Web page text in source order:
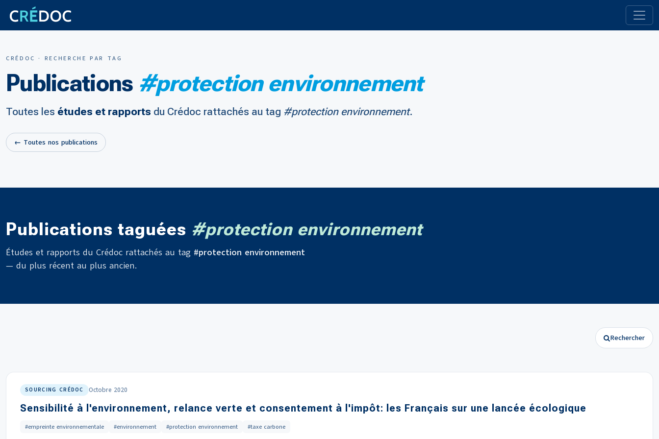
CRÉDOC · RECHERCHE PAR TAG
Publications #protection environnement
Toutes les études et rapports du Crédoc rattachés au tag #protection environnement.
← Toutes nos publications
Publications taguées #protection environnement
Études et rapports du Crédoc rattachés au tag #protection environnement
— du plus récent au plus ancien.
Rechercher
SOURCING CRÉDOC Octobre 2020
Sensibilité à l'environnement, relance verte et consentement à l'impôt: les Français sur une lancée écologique
#empreinte environnementale #environnement #protection environnement #taxe carbone